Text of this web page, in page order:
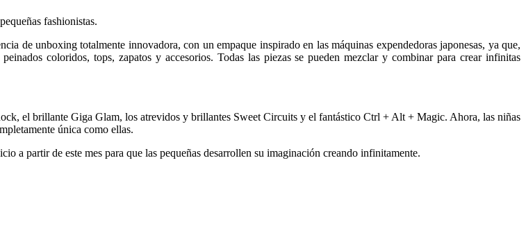
fashionistas.
de unboxing totalmente innovadora, con un empaque inspirado en las máquinas expendedoras japonesas, ya que,
coloridos, tops, zapatos y accesorios. Todas las piezas se pueden mezclar y combinar para crear infinitas
el brillante Giga Glam, los atrevidos y brillantes Sweet Circuits y el fantástico Ctrl + Alt + Magic. Ahora, las niñas
única como ellas.
a partir de este mes para que las pequeñas desarrollen su imaginación creando infinitamente.